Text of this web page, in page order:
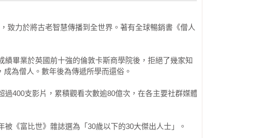
人
致力於將古老智慧傳播到全世界。著有全球暢銷書《僧人
績畢業於英國前十強的倫敦卡斯商學院後，拒絕了幾家知
為僧人。數年後為傳遞所學而還俗。
過400支影片，累積觀看次數逾80億次，在各主要社群媒體
《富比世》雜誌選為「30歲以下的30大傑出人士」。